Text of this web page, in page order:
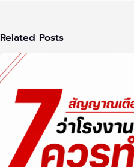
Related Posts